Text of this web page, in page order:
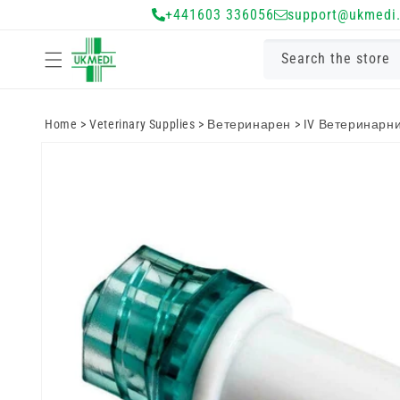
съдържанието
+441603 336056
Search the store
Home >Veterinary Supplies > Ветеринарен > IV